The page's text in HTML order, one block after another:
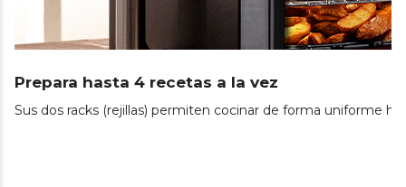
Prepara hasta 4 recetas a la vez
Sus dos racks (rejillas) permiten cocinar de forma uniforme